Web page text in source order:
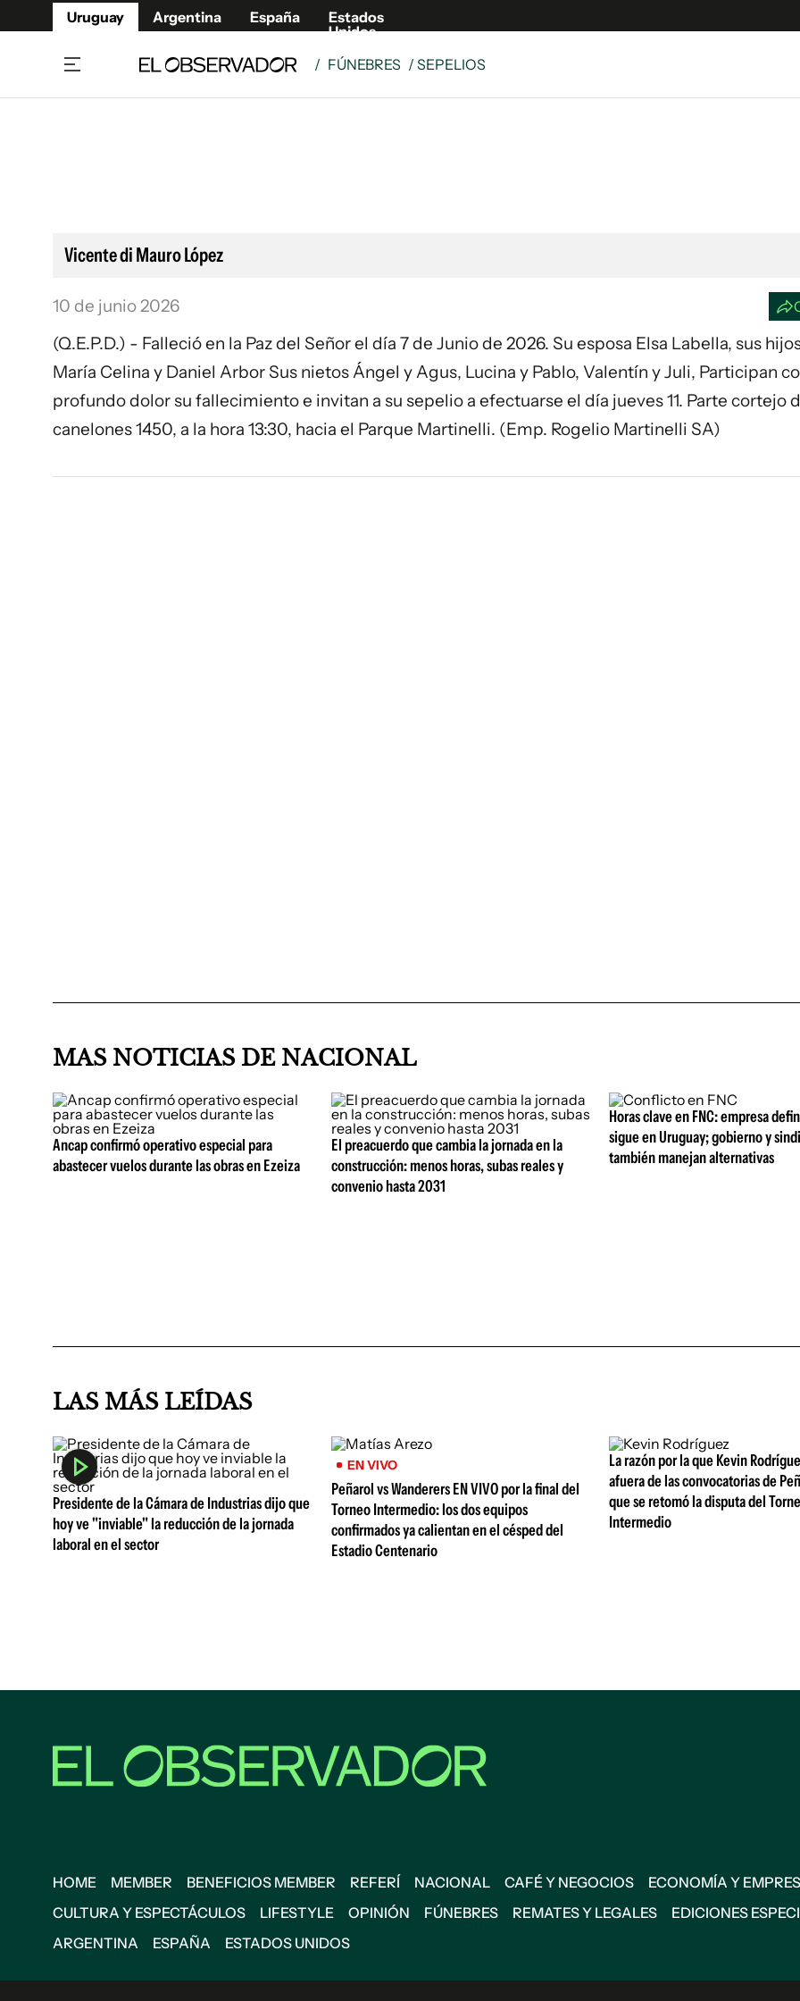
Uruguay Argentina España
Estados
Unidos
Café y Negocios
Agro
Mundo
Cultura y Espectáculos
Estados Unidos
/ FÚNEBRES / SEPELIOS
Vicente di Mauro López
10 de junio 2026
(Q.E.P.D.) - Falleció en la Paz del Señor el día 7 de Junio de 2026. Su esposa Elsa Labella, sus
María Celina y Daniel Arbor Sus nietos Ángel y Agus, Lucina y Pablo, Valentín y Juli, Participan
profundo dolor su fallecimiento e invitan a su sepelio a efectuarse el día jueves 11. Parte cortejo
canelones 1450, a la hora 13:30, hacia el Parque Martinelli. (Emp. Rogelio Martinelli SA)
MAS NOTICIAS DE NACIONAL
Ancap confirmó operativo especial para
abastecer vuelos durante las obras en Ezeiza
El preacuerdo que cambia la jornada en la
construcción: menos horas, subas reales y
convenio hasta 2031
Horas clave en FNC: empresa
sigue en Uruguay; gobierno y
también manejan alternativas
LAS MÁS LEÍDAS
Presidente de la Cámara de Industrias dijo que
hoy ve "inviable" la reducción de la jornada
laboral en el sector
EN VIVO
Peñarol vs Wanderers EN VIVO por la final del
Torneo Intermedio: los dos equipos
confirmados ya calientan en el césped del
Estadio Centenario
La razón por la que Kevin
afuera de las convocatorias de
que se retomó la disputa del
Intermedio
HOME MEMBER BENEFICIOS MEMBER REFERÍ NACIONAL CAFÉ Y NEGOCIOS ECONOMÍA Y
CULTURA Y ESPECTÁCULOS
LIFESTYLE OPINIÓN FÚNEBRES REMATES Y LEGALES EDICIONES
ARGENTINA
ESPAÑA ESTADOS UNIDOS